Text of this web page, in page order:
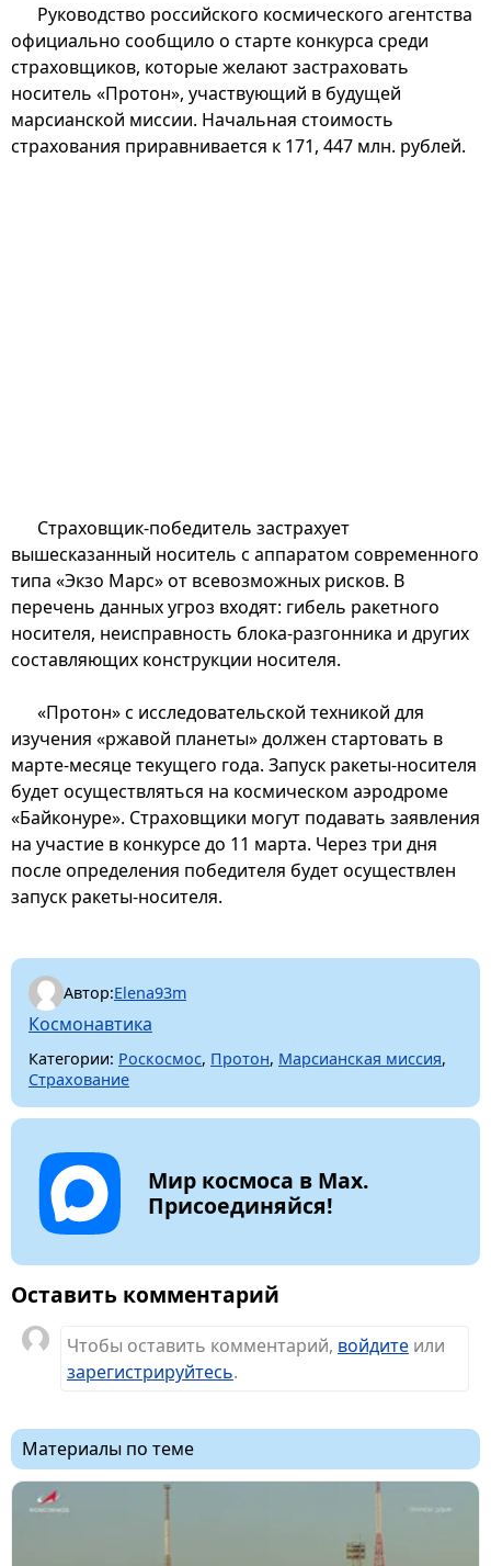
Руководство российского космического агентства
официально сообщило о старте конкурса среди
страховщиков, которые желают застраховать
носитель «Протон», участвующий в будущей
марсианской миссии. Начальная стоимость
страхования приравнивается к 171, 447 млн. рублей.
Страховщик-победитель застрахует
вышесказанный носитель с аппаратом современного
типа «Экзо Марс» от всевозможных рисков. В
перечень данных угроз входят: гибель ракетного
носителя, неисправность блока-разгонника и других
составляющих конструкции носителя.
«Протон» с исследовательской техникой для
изучения «ржавой планеты» должен стартовать в
марте-месяце текущего года. Запуск ракеты-носителя
будет осуществляться на космическом аэродроме
«Байконуре». Страховщики могут подавать заявления
на участие в конкурсе до 11 марта. Через три дня
после определения победителя будет осуществлен
запуск ракеты-носителя.
Автор:Elena93m
Космонавтика
Категории: Роскосмос, Протон, Марсианская миссия,
Страхование
Мир космоса в Max.
Присоединяйся!
Оставить комментарий
Чтобы оставить комментарий, войдите или
зарегистрируйтесь.
Материалы по теме